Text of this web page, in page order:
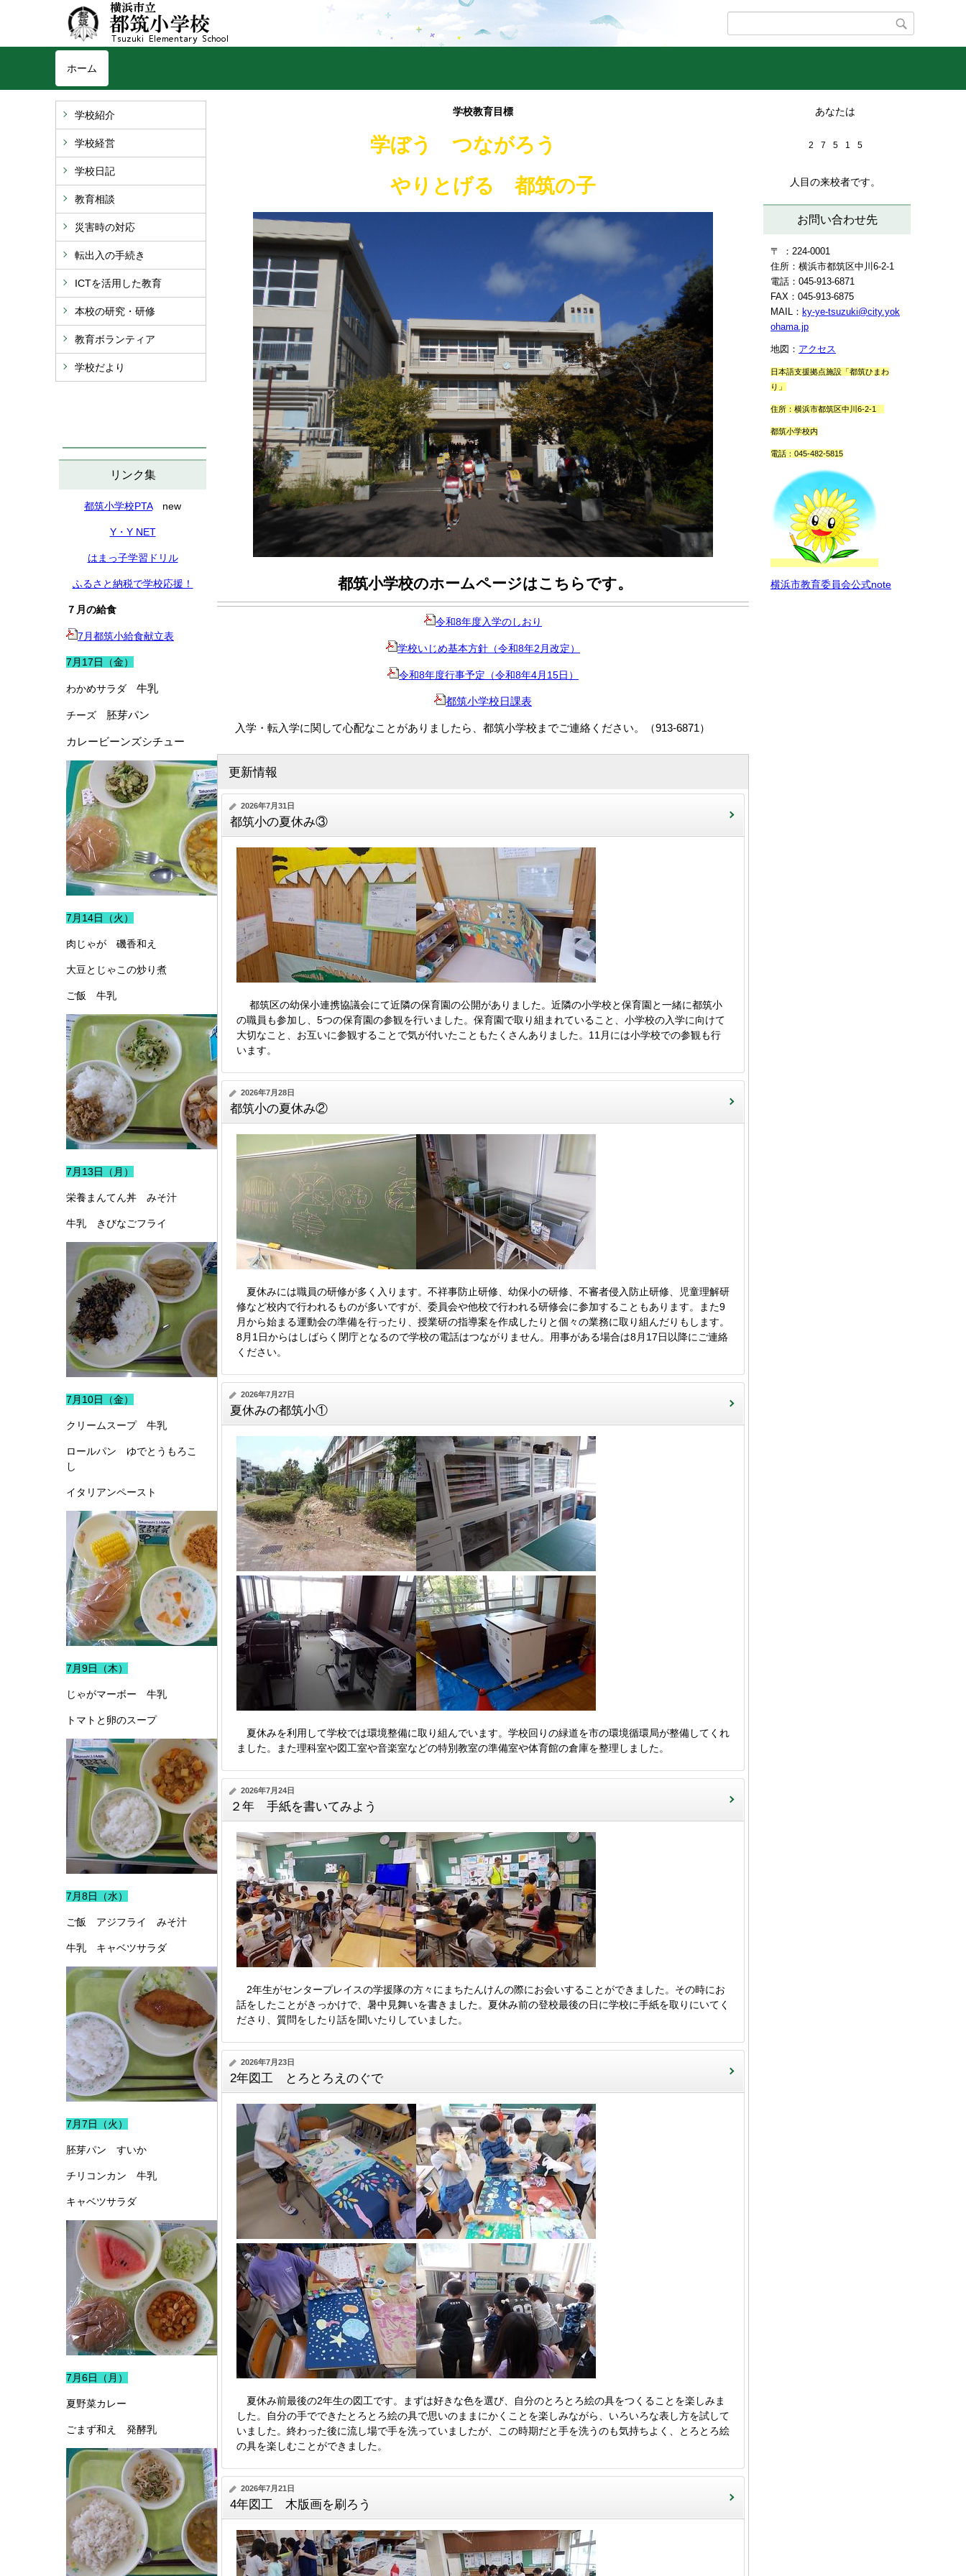
ホーム
学校紹介
学校経営
学校日記
教育相談
災害時の対応
転出入の手続き
ICTを活用した教育
本校の研究・研修
教育ボランティア
学校だより
リンク集
都筑小学校PTAnew
Y・Y NET
はまっ子学習ドリル
ふるさと納税で学校応援！
７月の給食
7月都筑小給食献立表
7月17日（金）
わかめサラダ 牛乳
チーズ 胚芽パン
カレービーンズシチュー
7月14日（火）
肉じゃが 磯香和え
大豆とじゃこの炒り煮
ご飯 牛乳
7月13日（月）
栄養まんてん丼 みそ汁
牛乳 きびなごフライ
7月10日（金）
クリームスープ 牛乳
ロールパン ゆでとうもろこ
し
イタリアンペースト
7月9日（木）
じゃがマーボー 牛乳
トマトと卵のスープ
7月8日（水）
ご飯 アジフライ みそ汁
牛乳 キャベツサラダ
7月7日（火）
胚芽パン すいか
チリコンカン 牛乳
キャベツサラダ
7月6日（月）
夏野菜カレー
ごまず和え 発酵乳
学校教育目標
学ぼう つながろう
やりとげる 都筑の子
都筑小学校のホームページはこちらです。
令和8年度入学のしおり
学校いじめ基本方針（令和8年2月改定）
令和8年度行事予定（令和8年4月15日）
都筑小学校日課表
入学・転入学に関して心配なことがありましたら、都筑小学校までご連絡ください。（913-6871）
更新情報
2026年7月31日
都筑小の夏休み③
都筑区の幼保小連携協議会にて近隣の保育園の公開がありました。近隣の小学校と保育園と一緒に都筑小
の職員も参加し、5つの保育園の参観を行いました。保育園で取り組まれていること、小学校の入学に向けて
大切なこと、お互いに参観することで気が付いたこともたくさんありました。11月には小学校での参観も行
います。
2026年7月28日
都筑小の夏休み②
夏休みには職員の研修が多く入ります。不祥事防止研修、幼保小の研修、不審者侵入防止研修、児童理解研
修など校内で行われるものが多いですが、委員会や他校で行われる研修会に参加することもあります。また9
月から始まる運動会の準備を行ったり、授業研の指導案を作成したりと個々の業務に取り組んだりもします。
8月1日からはしばらく閉庁となるので学校の電話はつながりません。用事がある場合は8月17日以降にご連絡
ください。
2026年7月27日
夏休みの都筑小①
夏休みを利用して学校では環境整備に取り組んでいます。学校回りの緑道を市の環境循環局が整備してくれ
ました。また理科室や図工室や音楽室などの特別教室の準備室や体育館の倉庫を整理しました。
2026年7月24日
２年 手紙を書いてみよう
2年生がセンタープレイスの学援隊の方々にまちたんけんの際にお会いすることができました。その時にお
話をしたことがきっかけで、暑中見舞いを書きました。夏休み前の登校最後の日に学校に手紙を取りにいてく
ださり、質問をしたり話を聞いたりしていました。
2026年7月23日
2年図工 とろとろえのぐで
夏休み前最後の2年生の図工です。まずは好きな色を選び、自分のとろとろ絵の具をつくることを楽しみま
した。自分の手でできたとろとろ絵の具で思いのままにかくことを楽しみながら、いろいろな表し方を試して
いました。終わった後に流し場で手を洗っていましたが、この時期だと手を洗うのも気持ちよく、とろとろ絵
の具を楽しむことができました。
2026年7月21日
4年図工 木版画を刷ろう
あなたは
2 7 5 1 5
人目の来校者です。
お問い合わせ先
〒 ： 224-0001
住所：横浜市都筑区中川6-2-1
電話：045-913-6871
FAX：045-913-6875
MAIL： ky-ye-tsuzuki@city.yok
ohama.jp
地図： アクセス
日本語支援拠点施設「都筑ひまわ
り」
住所：横浜市都筑区中川6‐2‐1
都筑小学校内
電話：045‐482‐5815
横浜市教育委員会公式note